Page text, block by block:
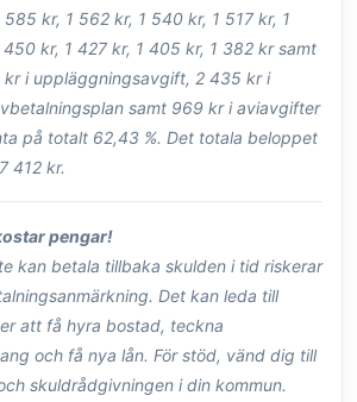
kr, 1 562 kr, 1 540 kr, 1 517 kr, 1
kr, 1 427 kr, 1 405 kr, 1 382 kr samt
i uppläggningsavgift, 2 435 kr i
samt 969 kr i aviavgifter
på totalt 62,43 %. Det totala beloppet
412 kr.
pengar!
kan betala tillbaka skulden i tid riskerar
Det kan leda till
få hyra bostad, teckna
och få nya lån. För stöd, vänd dig till
skuldrådgivningen i din kommun.